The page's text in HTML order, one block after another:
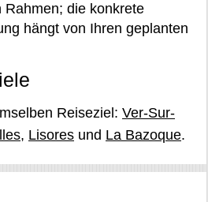
Rahmen; die konkrete
hängt von Ihren geplanten
Reiseziel: Ver-Sur-
, Lisores und La Bazoque.